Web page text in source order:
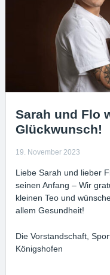
Sarah und Flo
Glückwunsch!
19. November 2023
Liebe Sarah und lieber
seinen Anfang – Wir
kleinen Teo und
allem Gesundheit!
Die Vorstandschaft,
Königshofen